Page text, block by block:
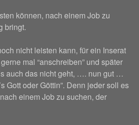
können, nach einem Job zu
bringt.
nicht leisten kann, für ein Inserat
mal “anschreiben” und später
auch das nicht geht, …. nun gut …
Gott oder Göttin”. Denn jeder soll es
einem Job zu suchen, der